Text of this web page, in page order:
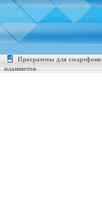
Программы для
планшетов